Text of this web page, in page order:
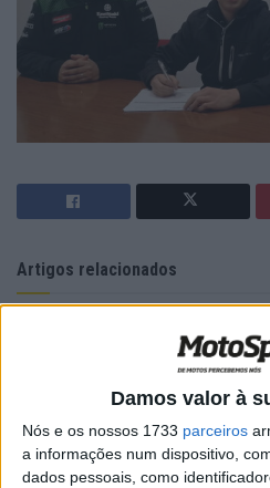
Damos valor à
Nós e os nossos 1733 parceiros
a informações num dispositivo,
dados pessoais, como
Artigos relacionados
vence Sprint
Aprilia
8 AGOSTO, 2026
MotoGP: Jack
temporadas nos
8 AGOSTO, 2026